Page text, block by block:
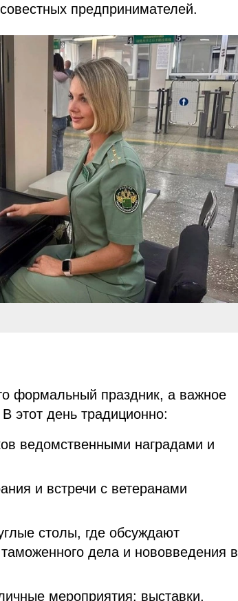
предпринимателей.
формальный праздник, а важное
этот день традиционно:
ведомственными наградами и
и встречи с ветеранами
столы, где обсуждают
дела и нововведения в
мероприятия: выставки,